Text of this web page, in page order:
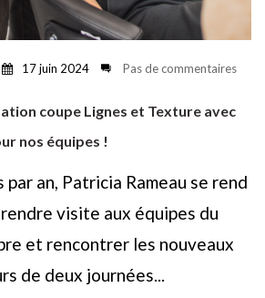
17 juin 2024 Pas de commentaires
coupe Lignes et Texture avec
nos équipes !
an, Patricia Rameau se rend
visite aux équipes du
et rencontrer les nouveaux
de deux journées...